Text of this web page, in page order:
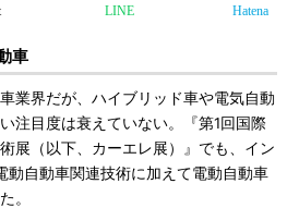
LINE Hatena
車
業界だが、ハイブリッド車や電気自動
注目度は衰えていない。『第1回国際
展（以下、カーエレ展）』でも、イン
動自動車関連技術に加えて電動自動車
。